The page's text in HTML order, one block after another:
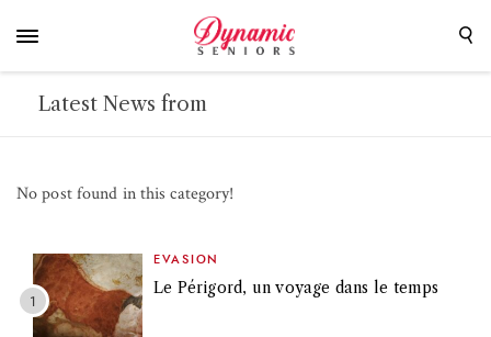
Latest News from
No post found in this category!
EVASION
Le Périgord, un voyage dans le temps